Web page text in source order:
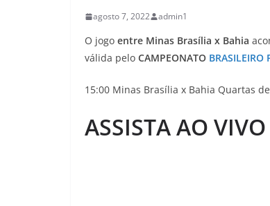
agosto 7, 2022 admin1
O jogo entre Minas Brasília x Bahia
válida pelo CAMPEONATO BRASILEIRO
15:00 Minas Brasília x Bahia Quartas
ASSISTA AO